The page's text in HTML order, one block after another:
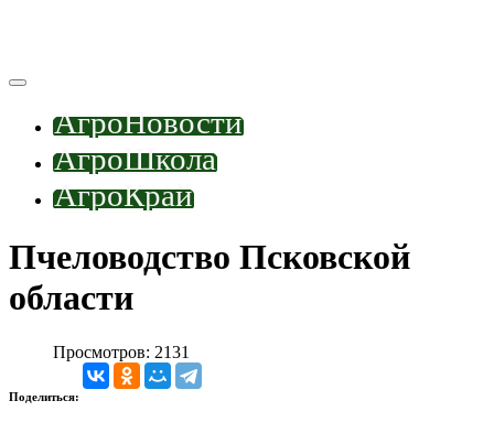
АгроНовости
АгроШкола
АгроКрай
Пчеловодство Псковской
области
Просмотров: 2131
Поделиться: